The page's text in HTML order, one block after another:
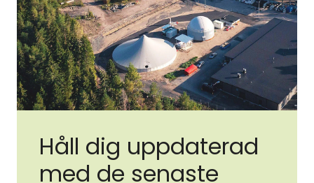
Håll dig uppdaterad
med de senaste